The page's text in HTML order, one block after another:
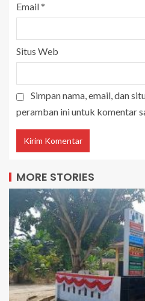
Email*
Situs Web
Simpan nama, email, dan
peramban ini untuk komentar
MORE STORIES